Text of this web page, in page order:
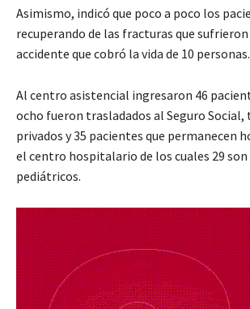
Asimismo, indicó que poco a poco los
recuperando de las fracturas que
accidente que cobró la vida de 10 personas.
Al centro asistencial ingresaron 46
ocho fueron trasladados al Seguro
privados y 35 pacientes que permanecen
el centro hospitalario de los cuales 29 son
pediátricos.